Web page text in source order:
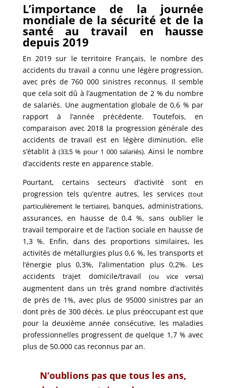
L’importance de la journée
mondiale de la sécurité et de la
santé au travail en hausse
depuis 2019
En 2019 sur le territoire Français, le nombre des
accidents du travail a connu une légère progression,
avec près de 760 000 sinistres reconnus. Il semble
que cela soit dû à l’augmentation de 2 % du nombre
de salariés. Une augmentation globale de 0,6 % par
rapport à l’année précédente. Toutefois, en
comparaison avec 2018 la progression générale des
accidents de travail est en légère diminution, elle
s’établit à(33,5 % pour 1 000 salariés).Ainsi le nombre
d’accidents reste en apparence stable.
Pourtant, certains secteurs d’activité sont en
progression tels qu’entre autres, les services(tout
particulièrement le tertiaire), banques, administrations,
assurances, en hausse de 0,4 %, sans oublier le
travail temporaire et de l’action sociale en hausse de
1,3 %. Enfin, dans des proportions similaires, les
activités de métallurgies plus 0,6 %, les transports et
l’énergie plus 0,3%, l’alimentation plus 0,2%. Les
accidents trajet domicile/travail(ou vice versa)
augmentent dans un très grand nombre d’activités
de près de 1%, avec plus de 95000 sinistres par an
dont près de 300 décès. Le plus préoccupant est que
pour la deuxième année consécutive, les maladies
professionnelles progressent de quelque 1,7 % avec
plus de 50.000 cas reconnus par an.
N’oublions pas que tous les ans,